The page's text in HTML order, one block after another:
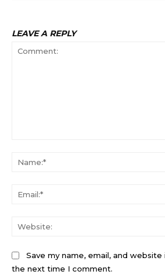
LEAVE A REPLY
Save my name, email, and
the next time I comment.